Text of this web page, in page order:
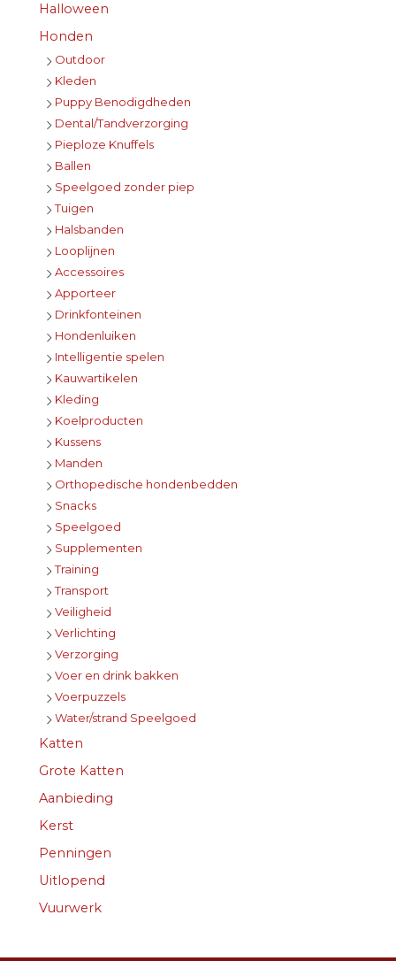
Halloween
Honden
Outdoor
Kleden
Puppy Benodigdheden
Dental/Tandverzorging
Pieploze Knuffels
Ballen
Speelgoed zonder piep
Tuigen
Halsbanden
Looplijnen
Accessoires
Apporteer
Drinkfonteinen
Hondenluiken
Intelligentie spelen
Kauwartikelen
Kleding
Koelproducten
Kussens
Manden
Orthopedische hondenbedden
Snacks
Speelgoed
Supplementen
Training
Transport
Veiligheid
Verlichting
Verzorging
Voer en drink bakken
Voerpuzzels
Water/strand Speelgoed
Katten
Grote Katten
Aanbieding
Kerst
Penningen
Uitlopend
Vuurwerk